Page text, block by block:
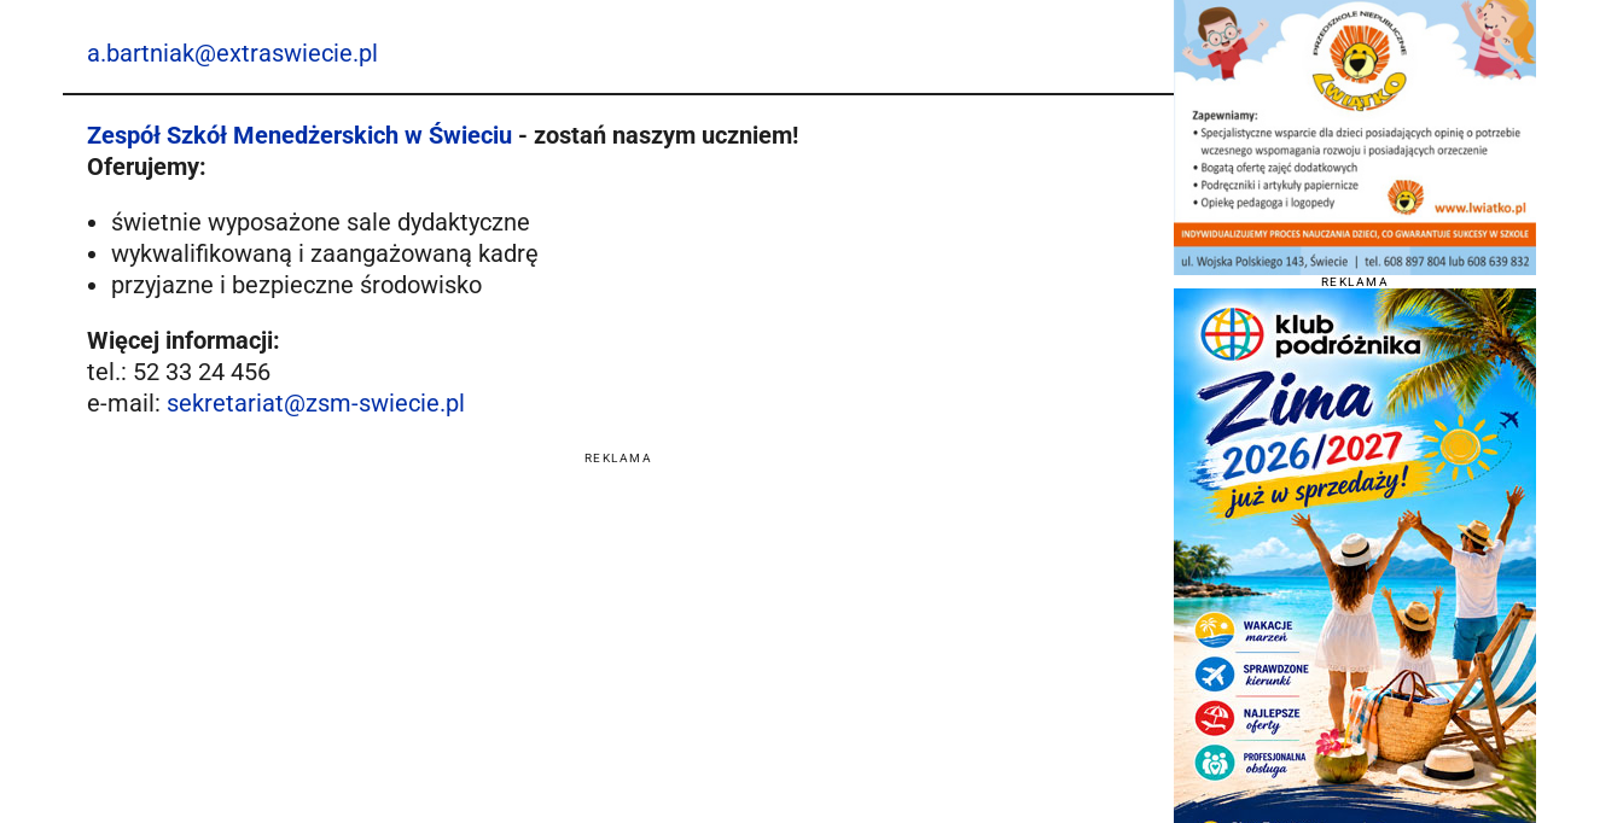
a.bartniak@extraswiecie.pl
Zespół Szkół Menedżerskich w Świeciu - zostań naszym uczniem!
Oferujemy:
świetnie wyposażone sale dydaktyczne
wykwalifikowaną i zaangażowaną kadrę
przyjazne i bezpieczne środowisko
Więcej informacji:
tel.: 52 33 24 456
e-mail: sekretariat@zsm-swiecie.pl
REKLAMA
REKLAMA